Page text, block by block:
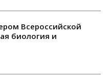
Всероссийской
биология и